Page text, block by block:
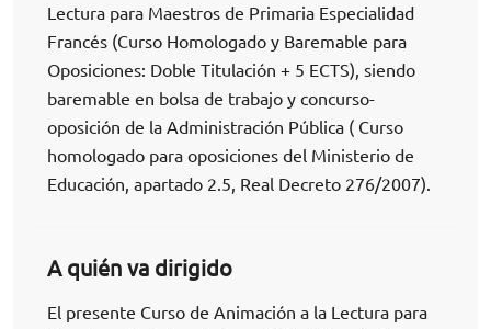
Lectura para Maestros de Primaria Especialidad
Francés (Curso Homologado y Baremable para
Oposiciones: Doble Titulación + 5 ECTS), siendo
baremable en bolsa de trabajo y concurso-
oposición de la Administración Pública ( Curso
homologado para oposiciones del Ministerio de
Educación, apartado 2.5, Real Decreto 276/2007).
A quién va dirigido
El presente Curso de Animación a la Lectura para